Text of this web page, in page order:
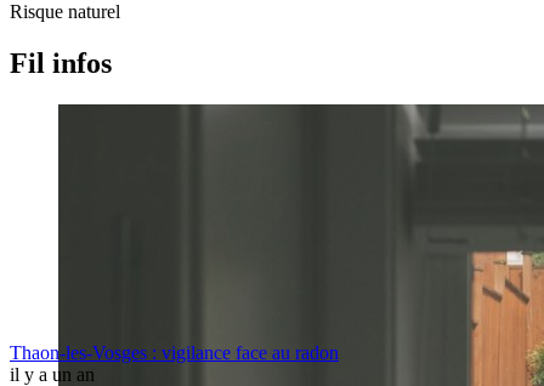
Risque naturel
Fil infos
Thaon-les-Vosges : vigilance face au radon
il y a un an